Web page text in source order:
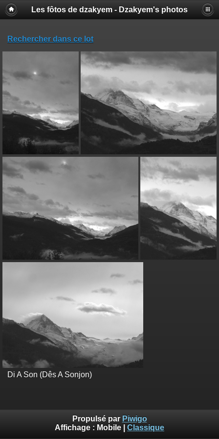
Les fôtos de dzakyem - Dzakyem's photos
Rechercher dans ce lot
Di A Son (Dês A Sonjon)
Propulsé par Piwigo
Affichage : Mobile Classique